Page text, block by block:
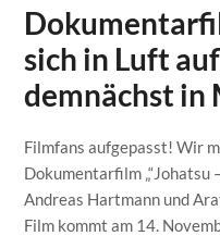
sich in Luft
demnächst in
Filmfans aufgepasst! Wir
Dokumentarfilm „“Johatsu
Andreas Hartmann und
Film kommt am 14.